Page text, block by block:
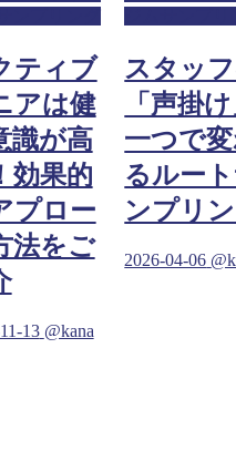
ティブ
アは健
識が高
効果的
プロー
法をご
13 @kana
スタッ
「声掛
一つで
るルー
ンプリ
2026-04-06